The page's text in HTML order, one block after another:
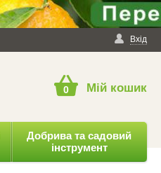
Вхід
0 Мій кошик
Добрива та садовий
інструмент